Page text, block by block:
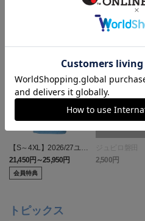
【S～4XL】2026/27ユニ
フォーム オーセンティッ
クモデル:FP1st
21,450円～25,950円
会員特典
ジュビロ磐田
ス タオルマフラ
2,500円
トピックス